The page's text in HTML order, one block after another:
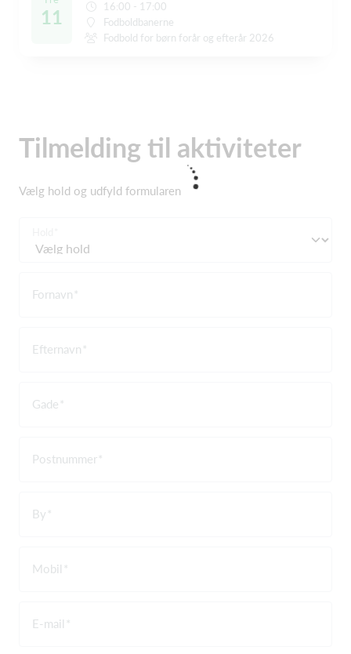
11
16:00 - 17:00
Fodboldbanerne
Fodbold for børn forår og efterår 2026
Tilmelding til aktiviteter
Vælg hold og udfyld formularen
Fornavn
Efternavn
Gade
Postnummer
By
Mobil
E-mail